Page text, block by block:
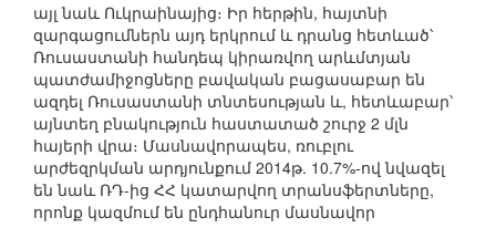
այլ նաև Ուկրաինայից։ Իր հերթին, հայտնի
զարգացումներն այդ երկրում և դրանց հետևած՝
Ռուսաստանի հանդեպ կիրառվող արևմտյան
պատժամիջոցները բավական բացասաբար են
ազդել Ռուսաստանի տնտեսության և, հետևաբար՝
այնտեղ բնակություն հաստատած շուրջ 2 մլն
հայերի վրա։ Մասնավորապես, ռուբլու
արժեզրկման արդյունքում 2014թ. 10.7%-ով նվազել
են նաև ՌԴ-ից ՀՀ կատարվող տրանսֆերտները,
որոնք կազմում են ընդհանուր մասնավոր